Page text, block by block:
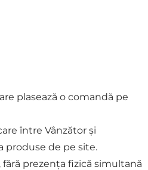
plasează o comandă pe
între Vânzător și
produse de pe site.
prezența fizică simultană